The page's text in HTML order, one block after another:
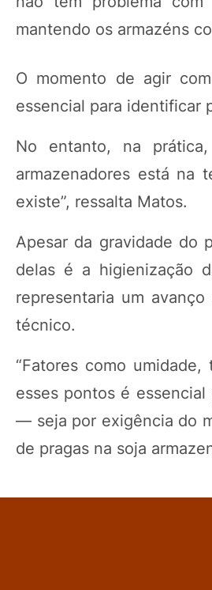
mantendo os armazéns
O momento de agir
essencial para identificar
No entanto, na
armazenadores está na
existe”, ressalta Matos.
Apesar da gravidade do
delas é a higienização
representaria um
técnico.
“Fatores como
esses pontos é
— seja por exigência do
de pragas na soja